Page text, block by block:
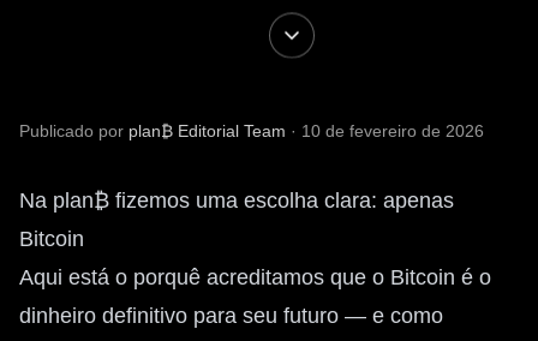
Publicado por plan₿ Editorial Team · 10 de fevereiro de 2026
Na plan₿ fizemos uma escolha clara: apenas
Bitcoin
Aqui está o porquê acreditamos que o Bitcoin é o
dinheiro definitivo para seu futuro — e como